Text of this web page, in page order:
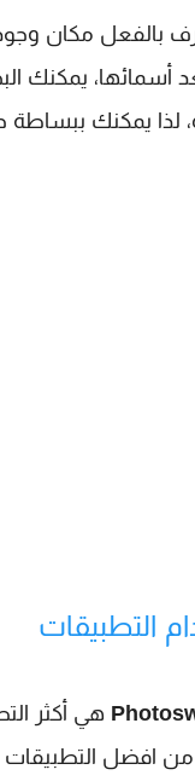
بالفعل مكان
أسمائها، يمكنك
مكررة، لذا يمكنك
هي أكثر
من افضل